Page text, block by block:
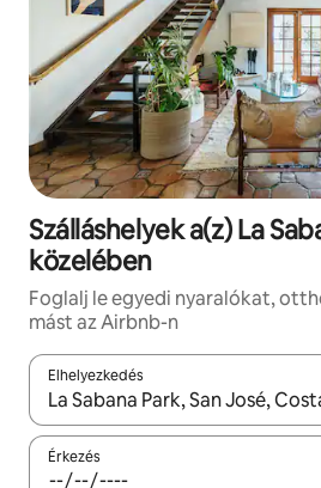
Szálláshelyek a(z) La
közelében
Foglalj le egyedi nyaralókat,
mást az Airbnb-n
Elhelyezkedés
Az eredmények között a felfelé és
Érkezés